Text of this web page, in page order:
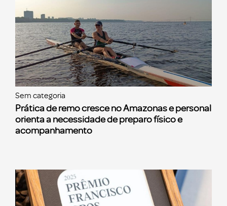
Sem categoria
Prática de remo cresce no Amazonas e personal
orienta a necessidade de preparo físico e
acompanhamento